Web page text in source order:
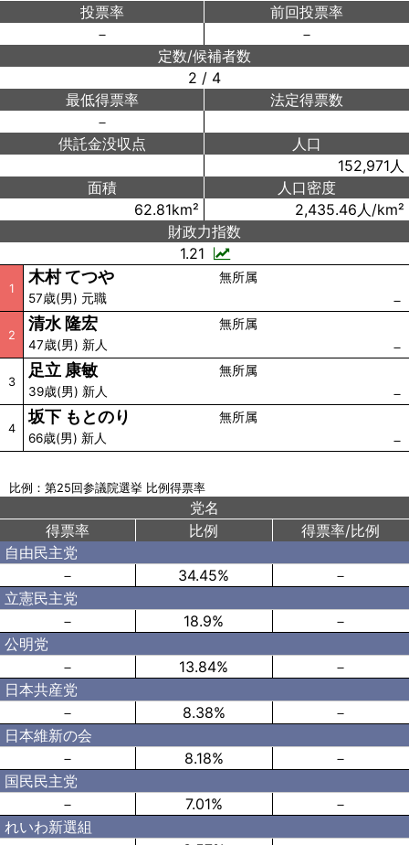
投票率 前回投票率
定数/候補者数
－ －
2 / 4
最低得票率
人口
面積 人口密度
－
152,971人
62.81km²
2,435.46人/km²
財政力指数
1.21
法定得票数
供託金没収点
1
木村 てつや
57歳(男) 元職
無所属
－
2
清水 隆宏
47歳(男) 新人
無所属
－
3
足立 康敏
39歳(男) 新人
無所属
－
4
坂下 もとのり
66歳(男) 新人
無所属
－
比例：第25回参議院選挙 比例得票率
党名
得票率
比例
得票率/比例
自由民主党
－
34.45%
－
立憲民主党
－
18.9%
－
公明党
－
13.84%
－
日本共産党
－
8.38%
－
日本維新の会
－
8.18%
－
国民民主党
－
7.01%
－
れいわ新選組